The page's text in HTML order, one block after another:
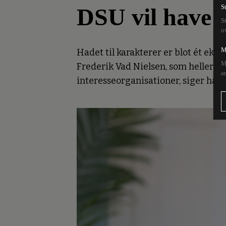
DSU vil have
Hadet til karakterer er blot ét
Frederik Vad Nielsen, som heller
interesseorganisationer, siger han